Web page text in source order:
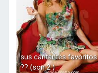
sus cantantes favoritos
?? (son 2 )